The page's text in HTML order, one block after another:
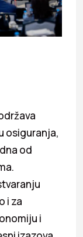
osiguranja,
od
i za
i